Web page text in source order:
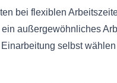
bei flexiblen
außergewöhnliches
selbst